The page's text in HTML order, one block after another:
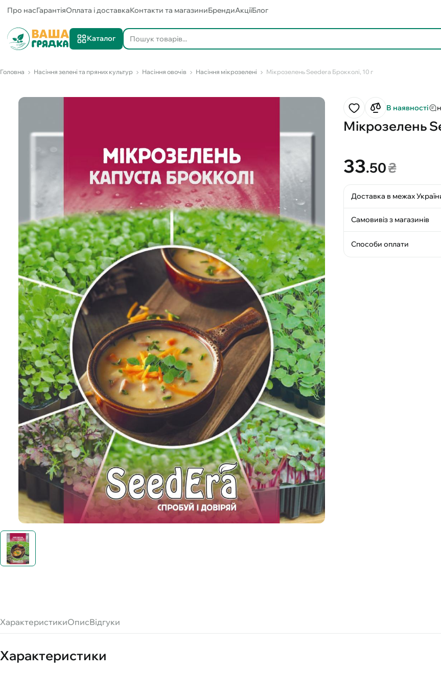
Про насГарантіяОплата і доставкаКонтакти та магазиниБрендиАкціїБлог
Каталог
Головна Насіння зелені та пряних культур Насіння овочів Насіння мікрозелені Мікрозелень Seedеra Брокколі, 10 г
В наявності
Мікрозелень
33.50₴
Доставка в межах
Самовивіз з магазинів
Способи оплати
ХарактеристикиОписВідгуки
Характеристики